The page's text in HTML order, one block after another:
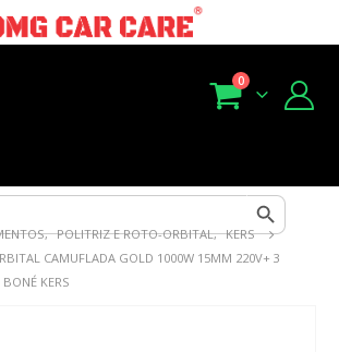
Search Button
0
, POLITRIZ E ROTO-ORBITAL, KERS
CAMUFLADA GOLD 1000W 15MM 220V+ 3
KERS